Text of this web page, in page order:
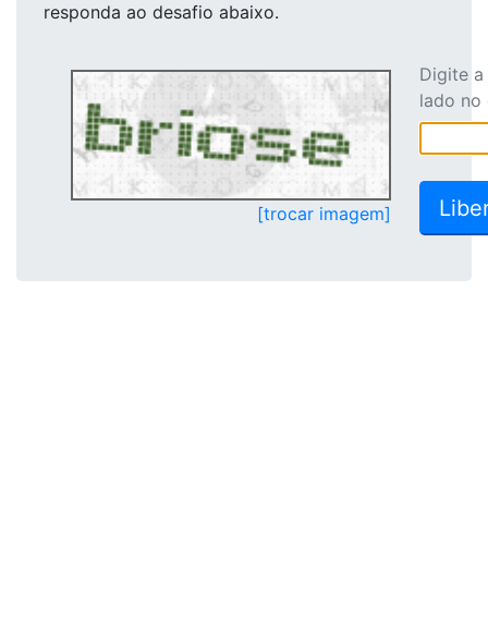
responda ao desafio abaixo.
[trocar imagem]
Digite
lado no